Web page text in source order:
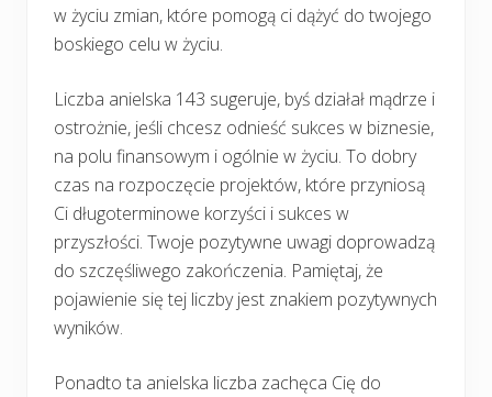
w życiu zmian, które pomogą ci dążyć do twojego
boskiego celu w życiu.
Liczba anielska 143 sugeruje, byś działał mądrze i
ostrożnie, jeśli chcesz odnieść sukces w biznesie,
na polu finansowym i ogólnie w życiu. To dobry
czas na rozpoczęcie projektów, które przyniosą
Ci długoterminowe korzyści i sukces w
przyszłości. Twoje pozytywne uwagi doprowadzą
do szczęśliwego zakończenia. Pamiętaj, że
pojawienie się tej liczby jest znakiem pozytywnych
wyników.
Ponadto ta anielska liczba zachęca Cię do